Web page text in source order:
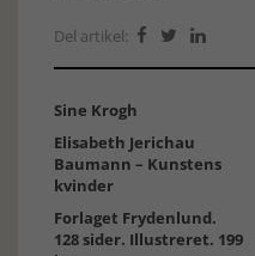
Del artikel:   
Sine Krogh
Elisabeth Jerichau
Baumann – Kunstens
kvinder
Forlaget Frydenlund.
128 sider. Illustreret. 199